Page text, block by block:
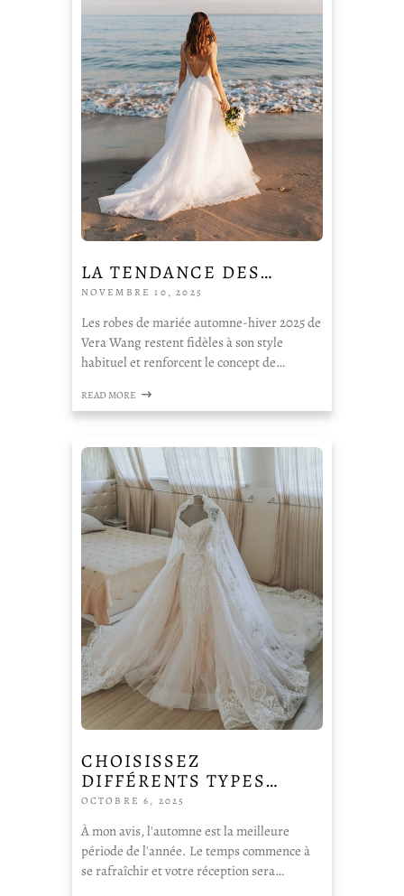
LA TENDANCE DES…
NOVEMBRE 10, 2025
Les robes de mariée automne-hiver 2025 de
Vera Wang restent fidèles à son style
habituel et renforcent le concept de…
READ MORE
CHOISISSEZ
DIFFÉRENTS TYPES…
OCTOBRE 6, 2025
À mon avis, l'automne est la meilleure
période de l'année. Le temps commence à
se rafraîchir et votre réception sera…